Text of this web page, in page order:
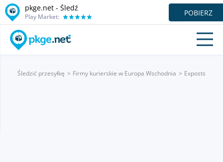
pkge.net - Śledź
Play Market: POBIERZ
Śledzić przesyłkę Firmy kurierskie w Europa Wschodnia Exposts